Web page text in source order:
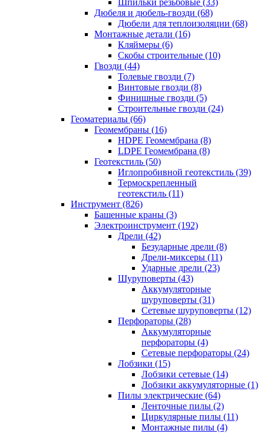
Шпильки резьбовые (33)
Дюбеля и дюбель-гвозди (68)
Дюбели для теплоизоляции (68)
Монтажные детали (16)
Кляймеры (6)
Скобы строительные (10)
Гвозди (44)
Толевые гвозди (7)
Винтовые гвозди (8)
Финишные гвозди (5)
Строительные гвозди (24)
Геоматериалы (66)
Геомембраны (16)
HDPE Геомембрана (8)
LDPE Геомембрана (8)
Геотекстиль (50)
Иглопробивной геотекстиль (39)
Термоскрепленный
геотекстиль (11)
Инструмент (826)
Башенные краны (3)
Электроинструмент (192)
Дрели (42)
Безударные дрели (8)
Дрели-миксеры (11)
Ударные дрели (23)
Шуруповерты (43)
Аккумуляторные
шуруповерты (31)
Сетевые шуруповерты (12)
Перфораторы (28)
Аккумуляторные
перфораторы (4)
Сетевые перфораторы (24)
Лобзики (15)
Лобзики сетевые (14)
Лобзики аккумуляторные (1)
Пилы электрические (64)
Ленточные пилы (2)
Циркулярные пилы (11)
Монтажные пилы (4)